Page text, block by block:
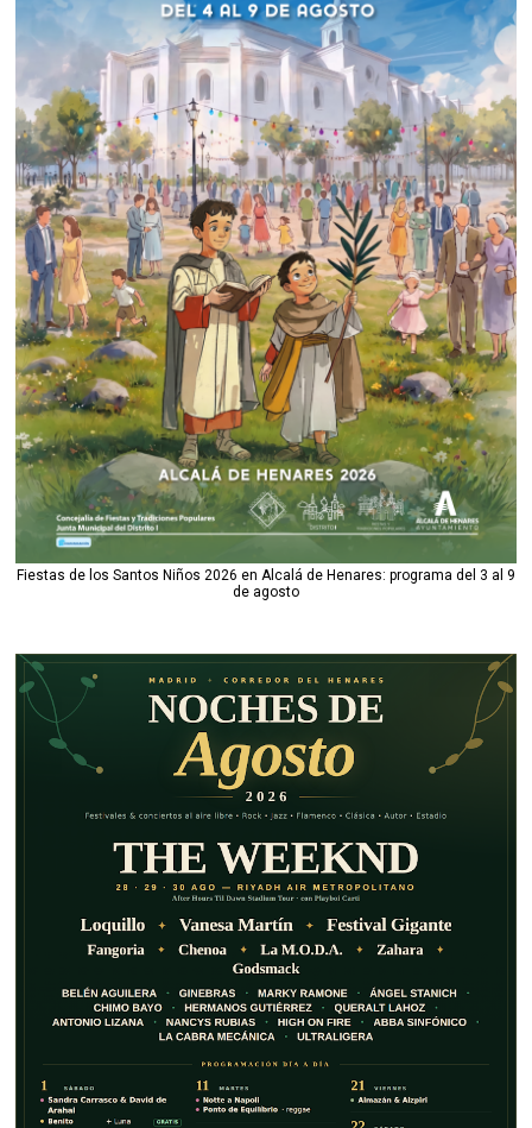
Fiestas de los Santos Niños 2026 en Alcalá de Henares: programa del 3 al 9
de agosto